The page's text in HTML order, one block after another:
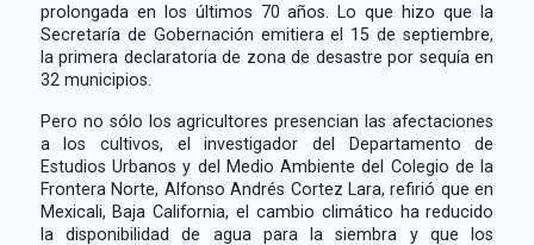
prolongada en los últimos 70 años. Lo que hizo que la
Secretaría de Gobernación emitiera el 15 de septiembre,
la primera declaratoria de zona de desastre por sequía en
32 municipios.
Pero no sólo los agricultores presencian las afectaciones
a los cultivos, el investigador del Departamento de
Estudios Urbanos y del Medio Ambiente del Colegio de la
Frontera Norte, Alfonso Andrés Cortez Lara, refirió que en
Mexicali, Baja California, el cambio climático ha reducido
la disponibilidad de agua para la siembra y que los